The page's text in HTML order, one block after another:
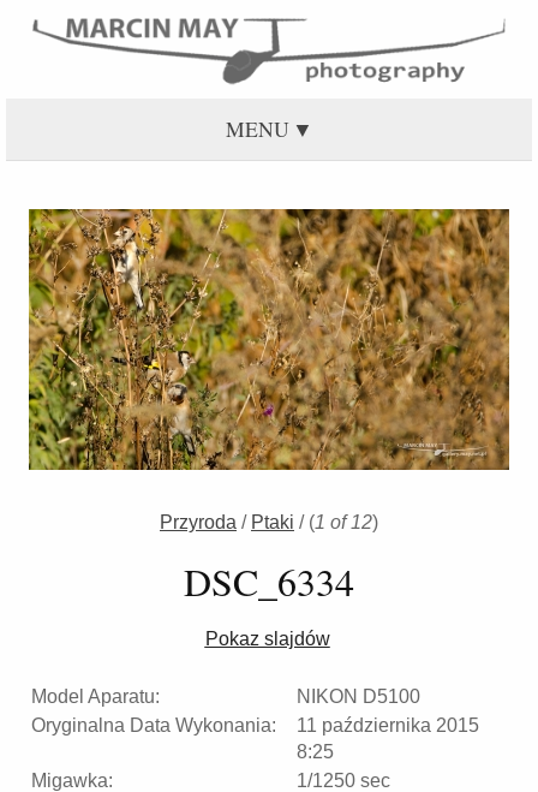
MENU
Przyroda / Ptaki / (1 of 12)
DSC_6334
Pokaz slajdów
Model Aparatu:
NIKON D5100
Oryginalna Data Wykonania:
11 października 2015
8:25
Migawka:
1/1250 sec